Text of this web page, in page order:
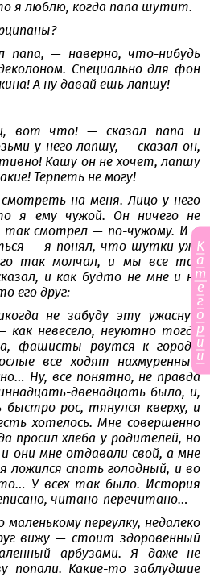
я люблю, когда папа шутит.
— наверно, что-нибудь
Специально для фон
А ну давай ешь лапшу!
вот что! — сказал папа и
у него лапшу, — сказал он,
Кашу он не хочет, лапшу
Терпеть не могу!
на меня. Лицо у него
я ему чужой. Он ничего не
так смотрел — по-чужому. И я
— я понял, что шутки уже
так молчал, и мы все так
и как будто не мне и не
его друг:
не забуду эту ужасную
как невесело, неуютно тогда
фашисты рвутся к городу.
все ходят нахмуренные,
Ну, все понятно, не правда
двенадцать было, и,
быстро рос, тянулся кверху, и
хотелось. Мне совершенно
просил хлеба у родителей, но
они мне отдавали свой, а мне
ложился спать голодный, и во
У всех так было. История
читано-перечитано…
переулку, недалеко
вижу — стоит здоровенный
арбузами. Я даже не
попали. Какие-то заблудшие
К
а
т
е
г
о
р
и
и